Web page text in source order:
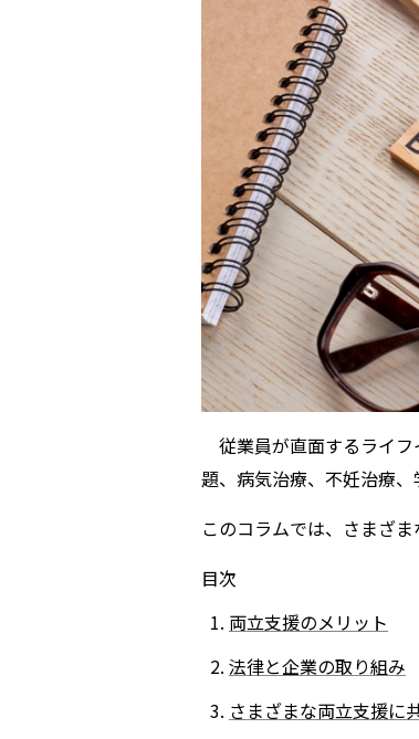
従業員が直面するライフ
題、病気治療、不妊治療、
このコラムでは、さまざ
目次
両立支援のメリット
法律と企業の取り組み
さまざまな両立支援に